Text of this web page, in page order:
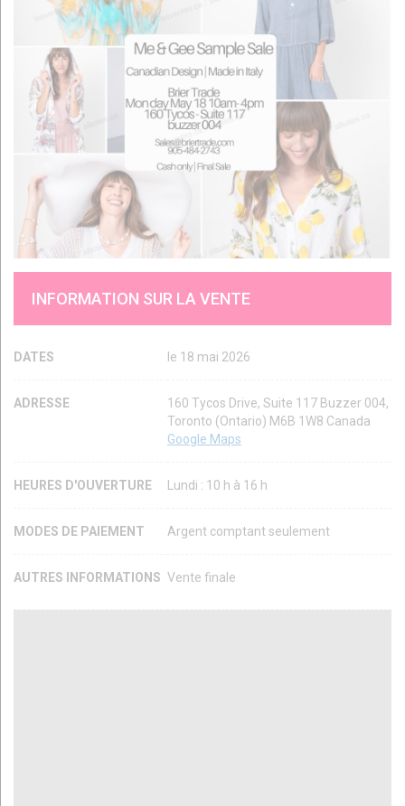
INFORMATION SUR LA VENTE
DATES le 18 mai 2026
ADRESSE
160 Tycos Drive, Suite 117 Buzzer 004,
Toronto (Ontario) M6B 1W8 Canada
Google Maps
HEURES D'OUVERTURE Lundi : 10 h à 16 h
MODES DE PAIEMENT Argent comptant seulement
AUTRES INFORMATIONS Vente finale